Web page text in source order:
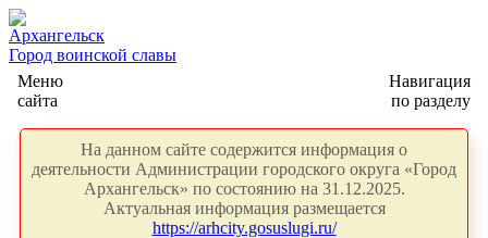
Архангельск
Город воинской славы
Меню
сайта
Навигация
по разделу
На данном сайте содержится информация о
деятельности Администрации городского округа «Город
Архангельск» по состоянию на 31.12.2025.
Актуальная информация размещается
https://arhcity.gosuslugi.ru/